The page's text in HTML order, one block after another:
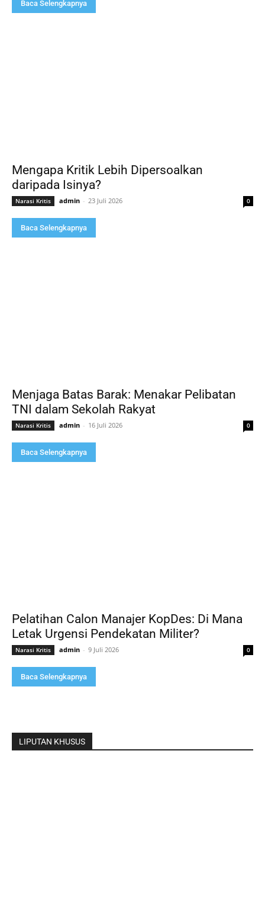
Baca Selengkapnya
Mengapa Kritik Lebih Dipersoalkan
daripada Isinya?
Narasi Kritis admin - 23 Juli 2026 0
Baca Selengkapnya
Menjaga Batas Barak: Menakar Pelibatan
TNI dalam Sekolah Rakyat
Narasi Kritis admin - 16 Juli 2026 0
Baca Selengkapnya
Pelatihan Calon Manajer KopDes: Di Mana
Letak Urgensi Pendekatan Militer?
Narasi Kritis admin - 9 Juli 2026 0
Baca Selengkapnya
LIPUTAN KHUSUS